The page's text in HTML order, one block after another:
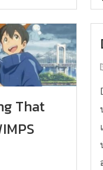
มา บทเพลงที่
วงก่อสร้า...
That